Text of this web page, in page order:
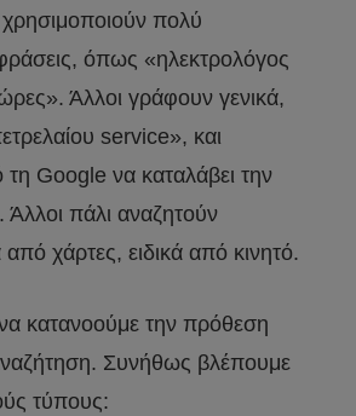
πολύ
όπως «ηλεκτρολόγος
Άλλοι γράφουν γενικά,
service», και
Google να καταλάβει την
Άλλοι πάλι αναζητούν
χάρτες, ειδικά από κινητό.
να κατανοούμε την πρόθεση
Συνήθως βλέπουμε
τύπους: